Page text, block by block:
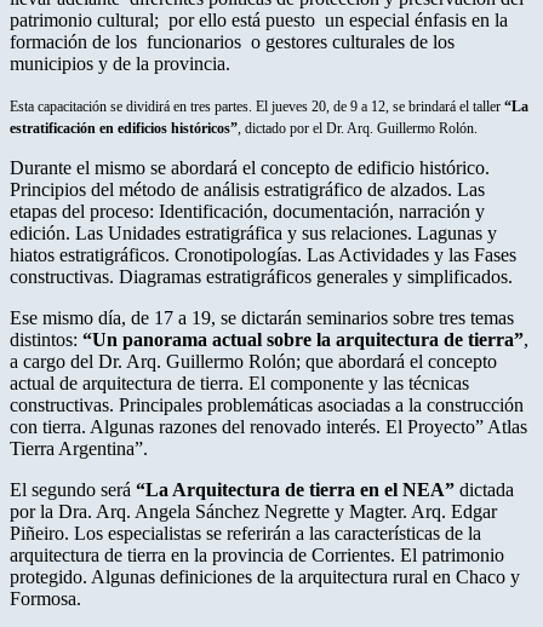
patrimonio cultural; por ello está puesto un especial énfasis en la
formación de los funcionarios o gestores culturales de los
municipios y de la provincia.
Esta capacitación se dividirá en tres partes. El jueves 20, de 9 a 12, se brindará el taller “La
estratificación en edificios históricos”, dictado por el Dr. Arq. Guillermo Rolón.
Durante el mismo se abordará el concepto de edificio histórico.
Principios del método de análisis estratigráfico de alzados. Las
etapas del proceso: Identificación, documentación, narración y
edición. Las Unidades estratigráfica y sus relaciones. Lagunas y
hiatos estratigráficos. Cronotipologías. Las Actividades y las Fases
constructivas. Diagramas estratigráficos generales y simplificados.
Ese mismo día, de 17 a 19, se dictarán seminarios sobre tres temas
distintos: “Un panorama actual sobre la arquitectura de tierra”,
a cargo del Dr. Arq. Guillermo Rolón; que abordará el concepto
actual de arquitectura de tierra. El componente y las técnicas
constructivas. Principales problemáticas asociadas a la construcción
con tierra. Algunas razones del renovado interés. El Proyecto” Atlas
Tierra Argentina”.
El segundo será “La Arquitectura de tierra en el NEA” dictada
por la Dra. Arq. Angela Sánchez Negrette y Magter. Arq. Edgar
Piñeiro. Los especialistas se referirán a las características de la
arquitectura de tierra en la provincia de Corrientes. El patrimonio
protegido. Algunas definiciones de la arquitectura rural en Chaco y
Formosa.